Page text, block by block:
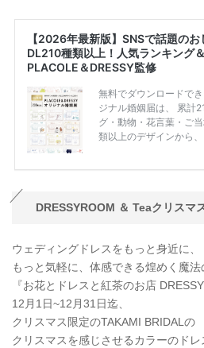
DRESSYROOM ＆ Teaクリスマ
ウェディングドレスをもっと身近に、
もっと気軽に、体感できる煌めく魔法
『お花とドレスと紅茶のお店
12月1日~12月31日迄、
クリスマス限定のTAKAMI BRIDALの
クリスマスを感じさせるカラーのドレ